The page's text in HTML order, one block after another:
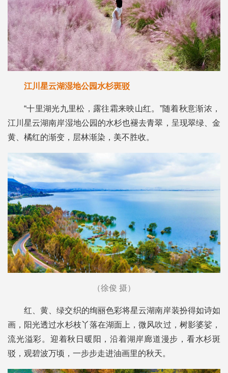
江川星云湖湿地公园水杉斑驳
“十里湖光九里松，露往霜来映山红。”随着秋意渐浓，
江川星云湖南岸湿地公园的水杉也褪去青翠，呈现翠绿、金
黄、橘红的渐变，层林渐染，美不胜收。
（徐俊 摄）
红、黄、绿交织的绚丽色彩将星云湖南岸装扮得如诗如
画，阳光透过水杉枝丫落在湖面上，微风吹过，树影婆娑，
流光溢彩。迎着秋日暖阳，沿着湖岸廊道漫步，看水杉斑
驳，观碧波万顷，一步步走进油画里的秋天。